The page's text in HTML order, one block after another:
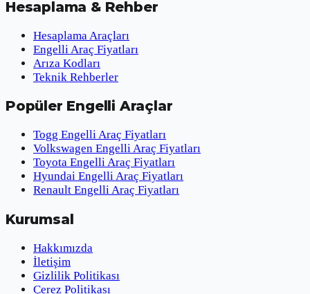
Hesaplama & Rehber
Hesaplama Araçları
Engelli Araç Fiyatları
Arıza Kodları
Teknik Rehberler
Popüler Engelli Araçlar
Togg Engelli Araç Fiyatları
Volkswagen Engelli Araç Fiyatları
Toyota Engelli Araç Fiyatları
Hyundai Engelli Araç Fiyatları
Renault Engelli Araç Fiyatları
Kurumsal
Hakkımızda
İletişim
Gizlilik Politikası
Çerez Politikası